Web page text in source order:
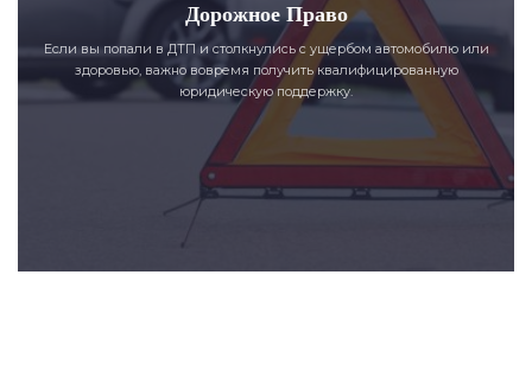
Дорожное Право
Если вы попали в ДТП и столкнулись с ущербом автомобилю или
здоровью, важно вовремя получить квалифицированную
юридическую поддержку.